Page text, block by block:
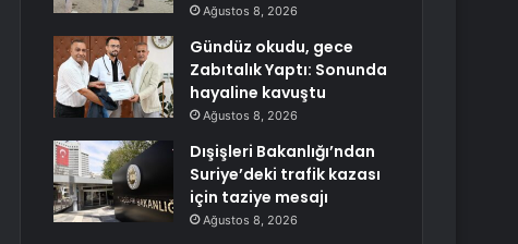
Ağustos 8, 2026
Gündüz okudu, gece
Zabıtalık Yaptı: Sonunda
hayaline kavuştu
Ağustos 8, 2026
Dışişleri Bakanlığı’ndan
Suriye’deki trafik kazası
için taziye mesajı
Ağustos 8, 2026